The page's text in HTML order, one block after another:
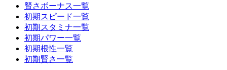
賢さボーナス一覧
初期スピード一覧
初期スタミナ一覧
初期パワー一覧
初期根性一覧
初期賢さ一覧